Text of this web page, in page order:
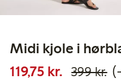
Midi kjole i
119,75 kr. Nedsat
399 kr.